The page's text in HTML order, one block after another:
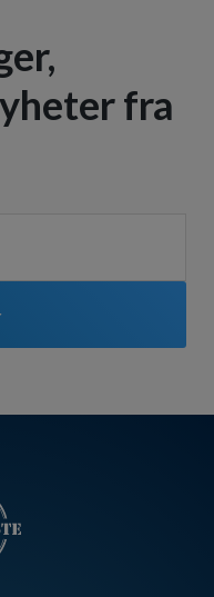
fra